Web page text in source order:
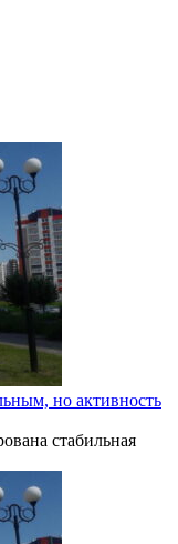
но активность
стабильная